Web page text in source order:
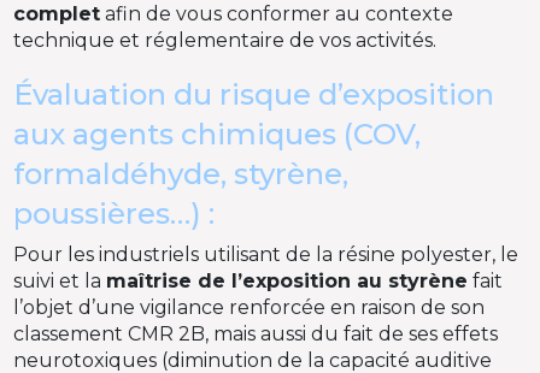
complet afin de vous conformer au contexte
technique et réglementaire de vos activités.
Évaluation du risque d’exposition
aux agents chimiques (COV,
formaldéhyde, styrène,
poussières…) :
​Pour les industriels utilisant de la résine polyester, le
suivi et la maîtrise de l’exposition au styrène fait
l’objet d’une vigilance renforcée en raison de son
classement CMR 2B, mais aussi du fait de ses effets
neurotoxiques (diminution de la capacité auditive